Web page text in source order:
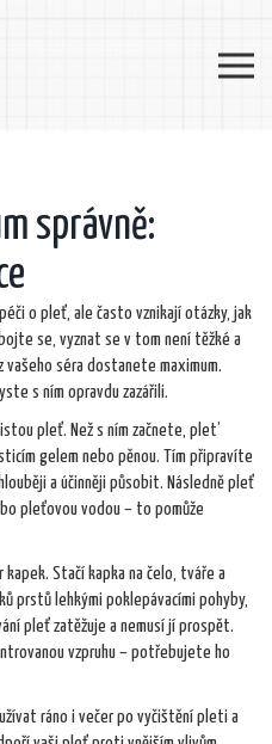
správně:
o pleť, ale často vznikají otázky, jak
se, vyznat se v tom není těžké a
vašeho séra dostanete maximum.
s ním opravdu zazářili.
pleť. Než s ním začnete, plet’
gelem nebo pěnou. Tím připravíte
a účinněji působit. Následně pleť
pleťovou vodou – to pomůže
Stačí kapka na čelo, tváře a
prstů lehkými poklepávacími pohyby,
pleť zatěžuje a nemusí jí prospět.
vzpruhu – potřebujete ho
ráno i večer po vyčištění pleti a